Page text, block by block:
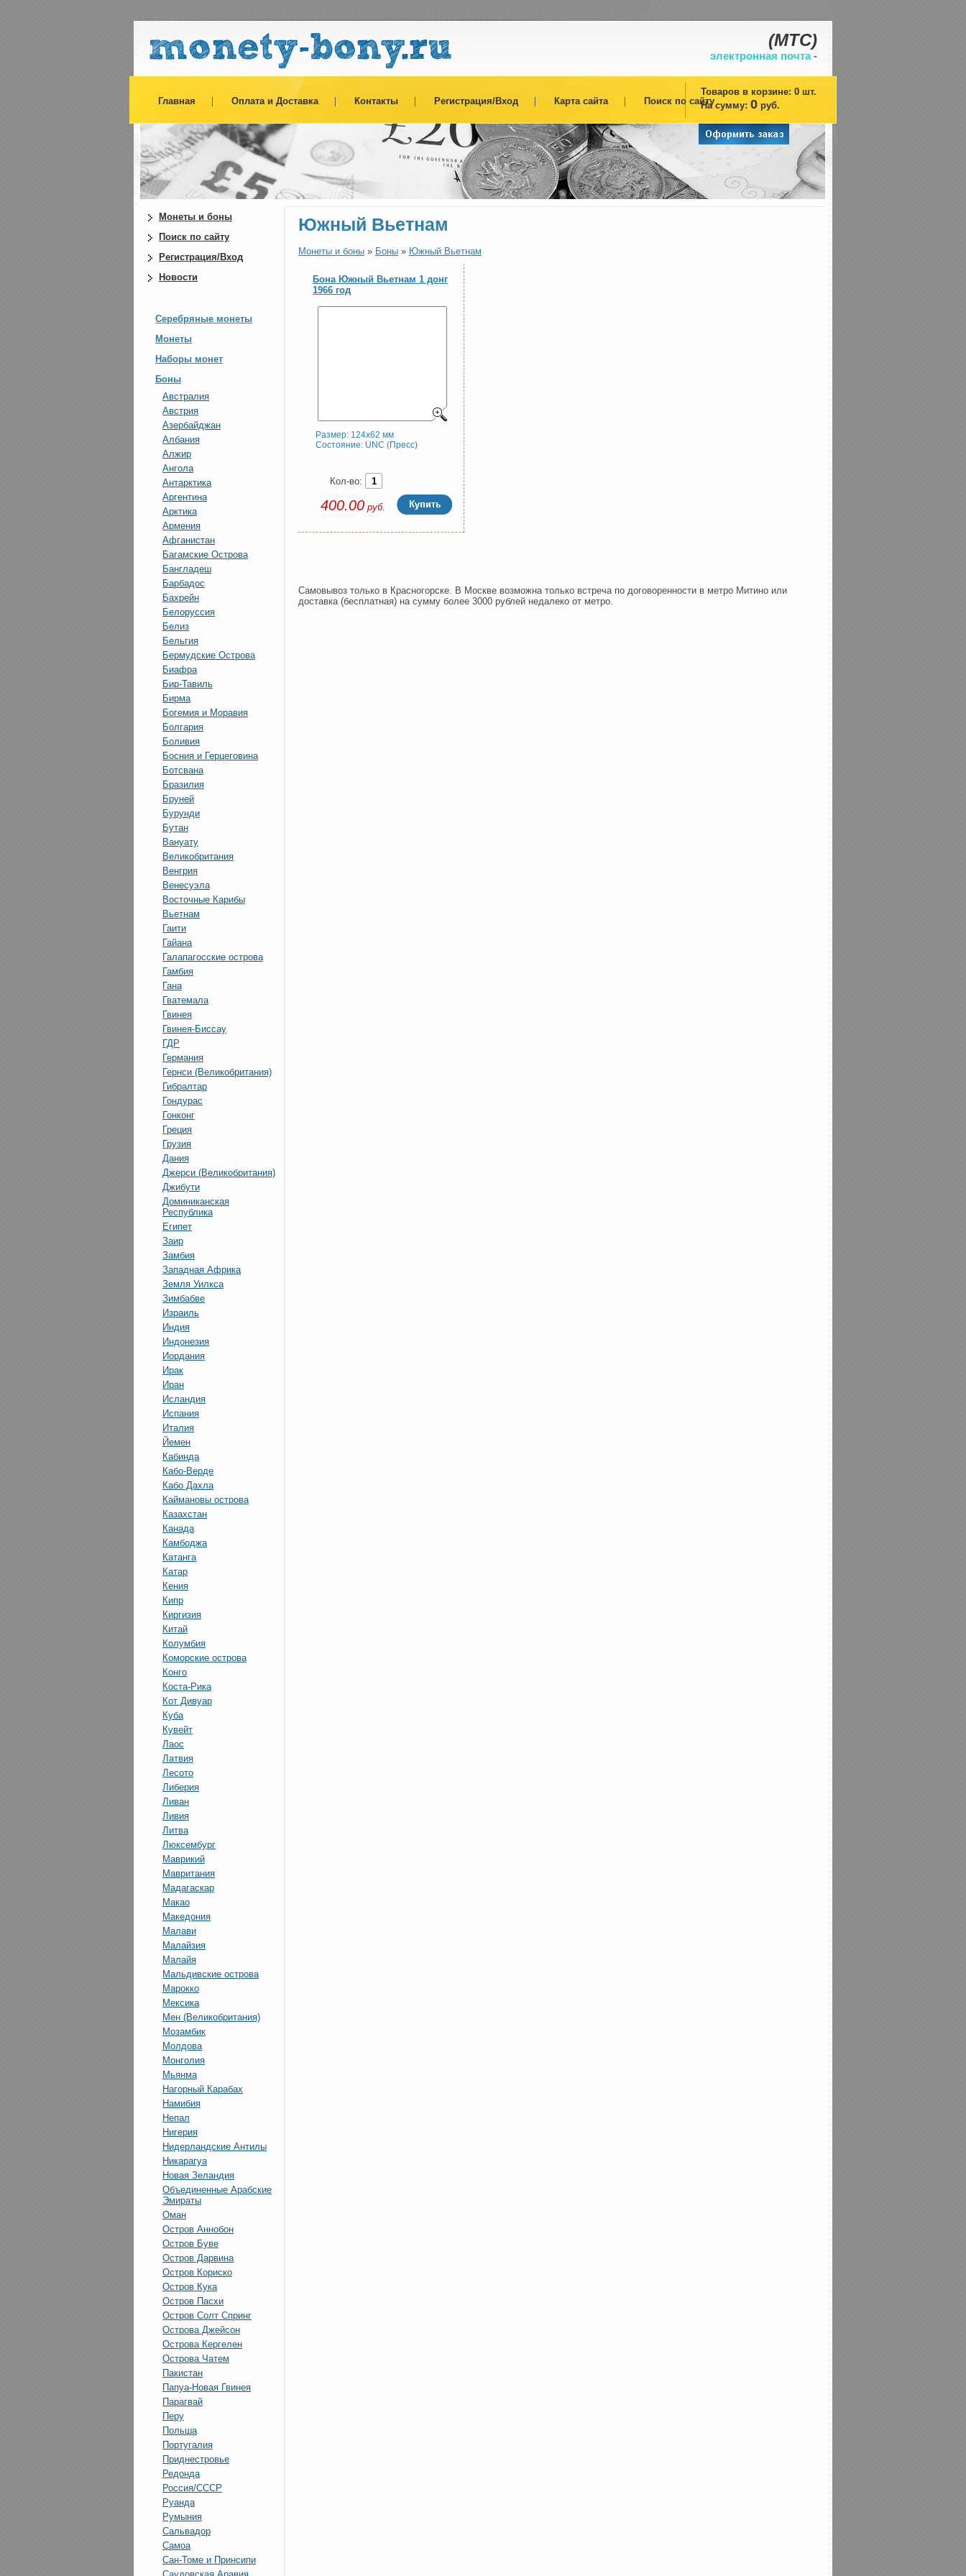
(МТС)
электронная почта-
Товаров в корзине: 0 шт.
На сумму: 0 руб.
Главная Оплата и Доставка Контакты Регистрация/Вход Карта сайта Поиск по сайту
Монеты и боны
Поиск по сайту
Регистрация/Вход
Новости
Серебряные монеты
Монеты
Наборы монет
Боны
Австралия
Австрия
Азербайджан
Албания
Алжир
Ангола
Антарктика
Аргентина
Арктика
Армения
Афганистан
Багамские Острова
Бангладеш
Барбадос
Бахрейн
Белоруссия
Белиз
Бельгия
Бермудские Острова
Биафра
Бир-Тавиль
Бирма
Богемия и Моравия
Болгария
Боливия
Босния и Герцеговина
Ботсвана
Бразилия
Бруней
Бурунди
Бутан
Вануату
Великобритания
Венгрия
Венесуэла
Восточные Карибы
Вьетнам
Гаити
Гайана
Галапагосские острова
Гамбия
Гана
Гватемала
Гвинея
Гвинея-Биссау
ГДР
Германия
Гернси (Великобритания)
Гибралтар
Гондурас
Гонконг
Греция
Грузия
Дания
Джерси (Великобритания)
Джибути
Доминиканская
Республика
Египет
Заир
Замбия
Западная Африка
Земля Уилкса
Зимбабве
Израиль
Индия
Индонезия
Иордания
Ирак
Иран
Исландия
Испания
Италия
Йемен
Кабинда
Кабо-Верде
Кабо Дахла
Каймановы острова
Казахстан
Канада
Камбоджа
Катанга
Катар
Кения
Кипр
Киргизия
Китай
Колумбия
Коморские острова
Конго
Коста-Рика
Кот Дивуар
Куба
Кувейт
Лаос
Латвия
Лесото
Либерия
Ливан
Ливия
Литва
Люксембург
Маврикий
Мавритания
Мадагаскар
Макао
Македония
Малави
Малайзия
Малайя
Мальдивские острова
Марокко
Мексика
Мен (Великобритания)
Мозамбик
Молдова
Монголия
Мьянма
Нагорный Карабах
Намибия
Непал
Нигерия
Нидерландские Антилы
Никарагуа
Новая Зеландия
Объединенные Арабские
Эмираты
Оман
Остров Аннобон
Остров Буве
Остров Дарвина
Остров Кориско
Остров Кука
Остров Пасхи
Остров Солт Спринг
Острова Джейсон
Острова Кергелен
Острова Чатем
Пакистан
Папуа-Новая Гвинея
Парагвай
Перу
Польша
Португалия
Приднестровье
Редонда
Россия/СССР
Руанда
Румыния
Сальвадор
Самоа
Сан-Томе и Принсипи
Южный Вьетнам
Монеты и боны » Боны » Южный Вьетнам
Бона Южный Вьетнам 1 донг
1966 год
Размер: 124x62 мм
Состояние: UNC (Пресс)
Кол-во:
400.00 руб.
Самовывоз только в Красногорске. В Москве возможна только встреча по договоренности в метро Митино или
доставка (бесплатная) на сумму более 3000 рублей недалеко от метро.